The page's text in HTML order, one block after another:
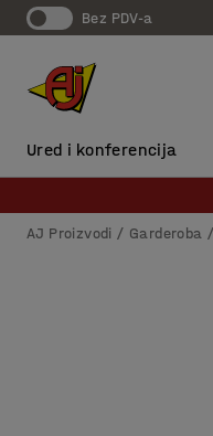
Bez PDV-a
Ured i konferencija
AJ Proizvodi Garderoba